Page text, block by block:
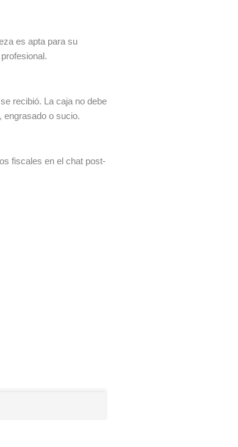
es apta para su
recibió. La caja no debe
engrasado o sucio.
fiscales en el chat post-